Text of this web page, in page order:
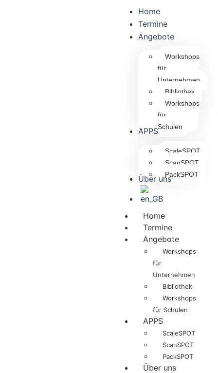
Home
Termine
Angebote
Workshops
für
Unternehmen
Bibliothek
Workshops
für
Schulen
APPS
ScaleSPOT
ScanSPOT
PackSPOT
Über uns
Home
Termine
Angebote
Workshops
für
Unternehmen
Bibliothek
Workshops
für Schulen
APPS
ScaleSPOT
ScanSPOT
PackSPOT
Über uns